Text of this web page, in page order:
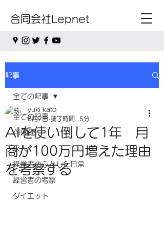
合同会社Lepnet
記事
全ての記事
AI関連
求人
経営者のふとした日常
経営者の考察
ダイエット
全ての記事
AIを使い倒して1年 月
商が100万円増えた理由
を考察する
yuki kato
5月7日 読了時間: 5分